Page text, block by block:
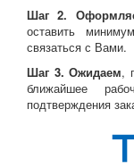
Шаг 2.
оставить
связаться с Вами.
Шаг 3. Ожидаем,
ближайшее
подтверждения